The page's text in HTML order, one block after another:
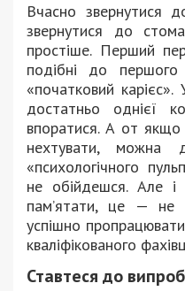
Вчасно звернутися
звернутися до
простіше. Перший
подібні до
«початковий
достатньо однієї
впоратися. А от якщо
нехтувати, можна
«психологічного
не обійдешся. Але і
пам’ятати, це — не
успішно
кваліфікованого
Ставтеся до